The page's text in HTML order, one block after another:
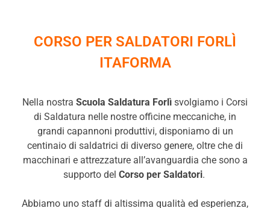
CORSO PER SALDATORI FORLÌ
ITAFORMA
Nella nostra Scuola Saldatura Forlì svolgiamo i Corsi
di Saldatura nelle nostre officine meccaniche, in
grandi capannoni produttivi, disponiamo di un
centinaio di saldatrici di diverso genere, oltre che di
macchinari e attrezzature all’avanguardia che sono a
supporto del Corso per Saldatori.
Abbiamo uno staff di altissima qualità ed esperienza,